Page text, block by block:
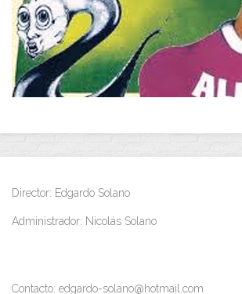
Director: Edgardo Solano
Administrador: Nicolás Solano
Contacto: edgardo-solano@hotmail.com